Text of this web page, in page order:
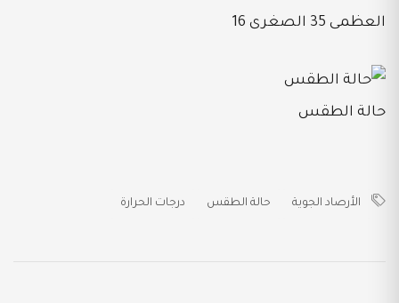
العظمى 35 الصغرى 16
حالة الطقس
الأرصاد الجوية حالة الطقس درجات الحرارة